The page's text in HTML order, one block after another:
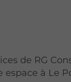
de RG
espace à Le